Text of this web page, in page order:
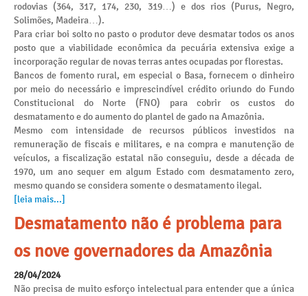
rodovias (364, 317, 174, 230, 319…) e dos rios (Purus, Negro,
Solimões, Madeira…).
Para criar boi solto no pasto o produtor deve desmatar todos os anos
posto que a viabilidade econômica da pecuária extensiva exige a
incorporação regular de novas terras antes ocupadas por florestas.
Bancos de fomento rural, em especial o Basa, fornecem o dinheiro
por meio do necessário e imprescindível crédito oriundo do Fundo
Constitucional do Norte (FNO) para cobrir os custos do
desmatamento e do aumento do plantel de gado na Amazônia.
Mesmo com intensidade de recursos públicos investidos na
remuneração de fiscais e militares, e na compra e manutenção de
veículos, a fiscalização estatal não conseguiu, desde a década de
1970, um ano sequer em algum Estado com desmatamento zero,
mesmo quando se considera somente o desmatamento ilegal.
[leia mais...]
Desmatamento não é problema para
os nove governadores da Amazônia
28/04/2024
Não precisa de muito esforço intelectual para entender que a única